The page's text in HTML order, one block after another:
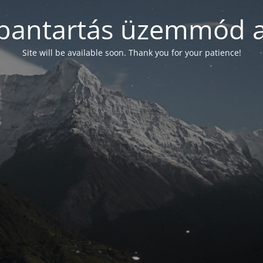
üzemmód
Site will be available soon. Thank you for your patience!